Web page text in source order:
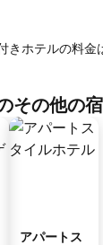
きホテルの料金
その他の
アパートス